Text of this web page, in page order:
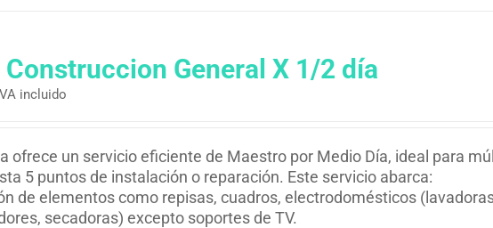
General X 1/2 día
incluido
ofrece un servicio eficiente de Maestro por Medio Día, ideal para
5 puntos de instalación o reparación. Este servicio abarca:
de elementos como repisas, cuadros, electrodomésticos
secadoras) excepto soportes de TV.